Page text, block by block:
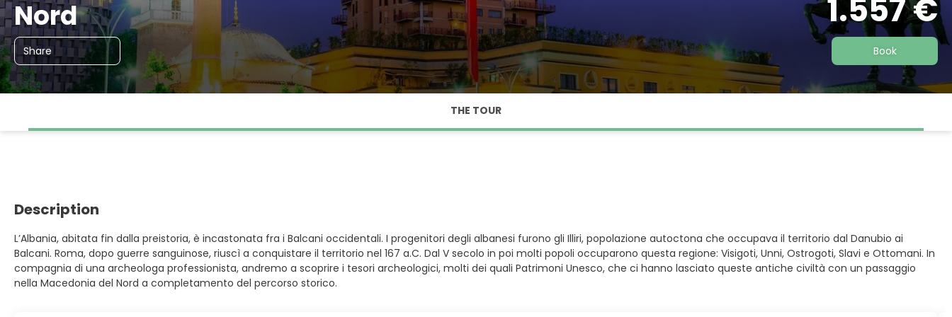
Nord 1.557 €
Share Book
THE TOUR
Description
L’Albania, abitata fin dalla preistoria, è incastonata fra i Balcani occidentali. I progenitori degli albanesi furono gli Illiri, popolazione autoctona che occupava il territorio dal Danubio ai
Balcani. Roma, dopo guerre sanguinose, riuscì a conquistare il territorio nel 167 a.C. Dal V secolo in poi molti popoli occuparono questa regione: Visigoti, Unni, Ostrogoti, Slavi e Ottomani. In
compagnia di una archeologa professionista, andremo a scoprire i tesori archeologici, molti dei quali Patrimoni Unesco, che ci hanno lasciato queste antiche civiltà con un passaggio
nella Macedonia del Nord a completamento del percorso storico.